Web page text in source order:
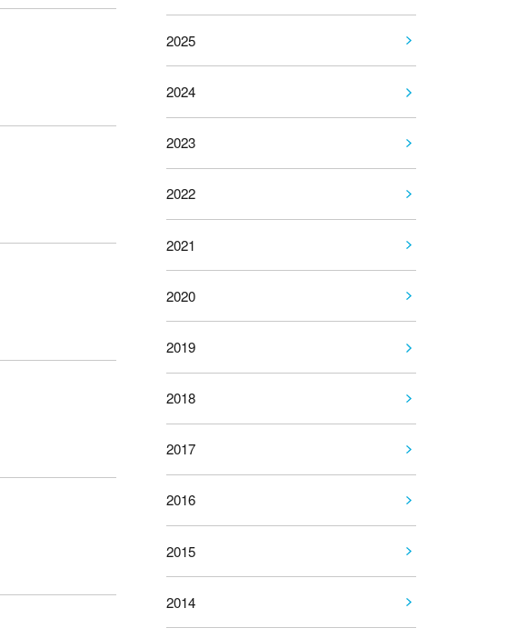
2025
2024
2023
2022
2021
2020
2019
2018
2017
2016
2015
2014